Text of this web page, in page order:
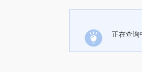
正在查询